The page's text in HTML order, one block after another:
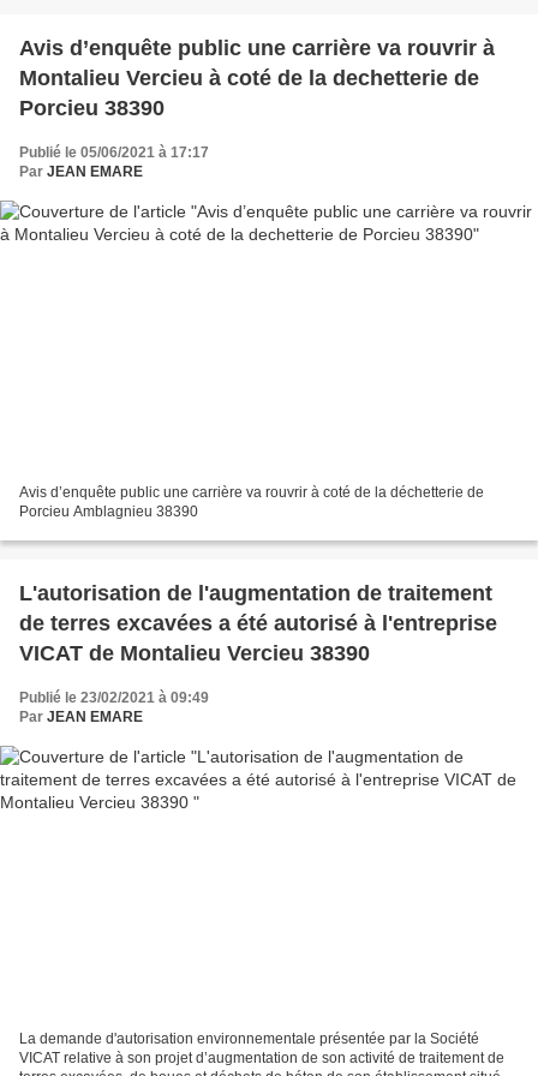
Avis d’enquête public une carrière va rouvrir à
Montalieu Vercieu à coté de la dechetterie de
Porcieu 38390
Publié le 05/06/2021 à 17:17
Par JEAN EMARE
Avis d’enquête public une carrière va rouvrir à coté de la déchetterie de
Porcieu Amblagnieu 38390
L'autorisation de l'augmentation de traitement
de terres excavées a été autorisé à l'entreprise
VICAT de Montalieu Vercieu 38390
Publié le 23/02/2021 à 09:49
Par JEAN EMARE
La demande d'autorisation environnementale présentée par la Société
VICAT relative à son projet d’augmentation de son activité de traitement de